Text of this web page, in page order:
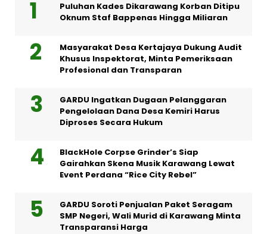
Puluhan Kades Dikarawang Korban Ditipu
Oknum Staf Bappenas Hingga Miliaran
Masyarakat Desa Kertajaya Dukung Audit
Khusus Inspektorat, Minta Pemeriksaan
Profesional dan Transparan
GARDU Ingatkan Dugaan Pelanggaran
Pengelolaan Dana Desa Kemiri Harus
Diproses Secara Hukum
BlackHole Corpse Grinder’s Siap
Gairahkan Skena Musik Karawang Lewat
Event Perdana “Rice City Rebel”
GARDU Soroti Penjualan Paket Seragam
SMP Negeri, Wali Murid di Karawang Minta
Transparansi Harga